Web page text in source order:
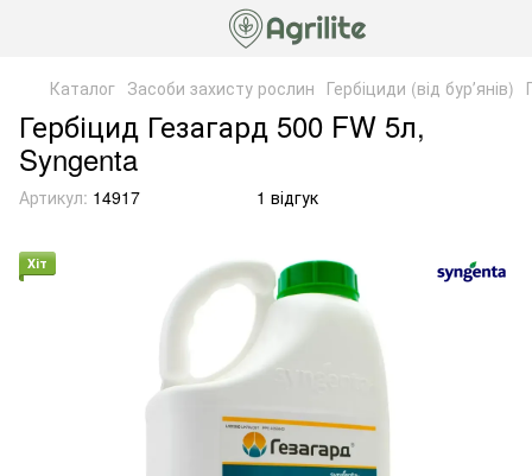
Каталог Засоби захисту рослин Гербіциди (від бурʼянів)
Гербіцид Гезагард 500 FW 5л,
Syngenta
Артикул: 14917 1 відгук
Хіт